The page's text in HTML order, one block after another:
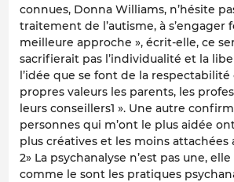
connues, Donna Williams, n’hésite
traitement de l’autisme, à s’engager
meilleure approche », écrit-elle, ce
sacrifierait pas l’individualité et la
l’idée que se font de la
propres valeurs les parents, les
leurs conseillers1 ». Une autre
personnes qui m’ont le plus aidée
plus créatives et les moins attachées
2» La psychanalyse n’est pas une,
comme le sont les pratiques